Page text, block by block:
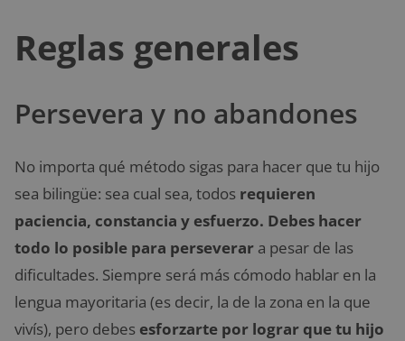
Reglas generales
Persevera y no abandones
No importa qué método sigas para hacer que tu hijo
sea bilingüe: sea cual sea, todos requieren
paciencia, constancia y esfuerzo. Debes hacer
todo lo posible para perseverar a pesar de las
dificultades. Siempre será más cómodo hablar en la
lengua mayoritaria (es decir, la de la zona en la que
vivís), pero debes esforzarte por lograr que tu hijo